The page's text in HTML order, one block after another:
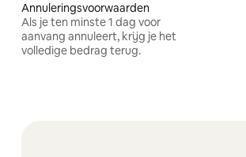
Annuleringsvoorwaarden
Als je ten minste 1 dag voor
aanvang annuleert, krijg je het
volledige bedrag terug.